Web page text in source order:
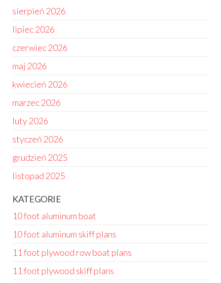
sierpień 2026
lipiec 2026
czerwiec 2026
maj 2026
kwiecień 2026
marzec 2026
luty 2026
styczeń 2026
grudzień 2025
listopad 2025
KATEGORIE
10 foot aluminum boat
10 foot aluminum skiff plans
11 foot plywood row boat plans
11 foot plywood skiff plans